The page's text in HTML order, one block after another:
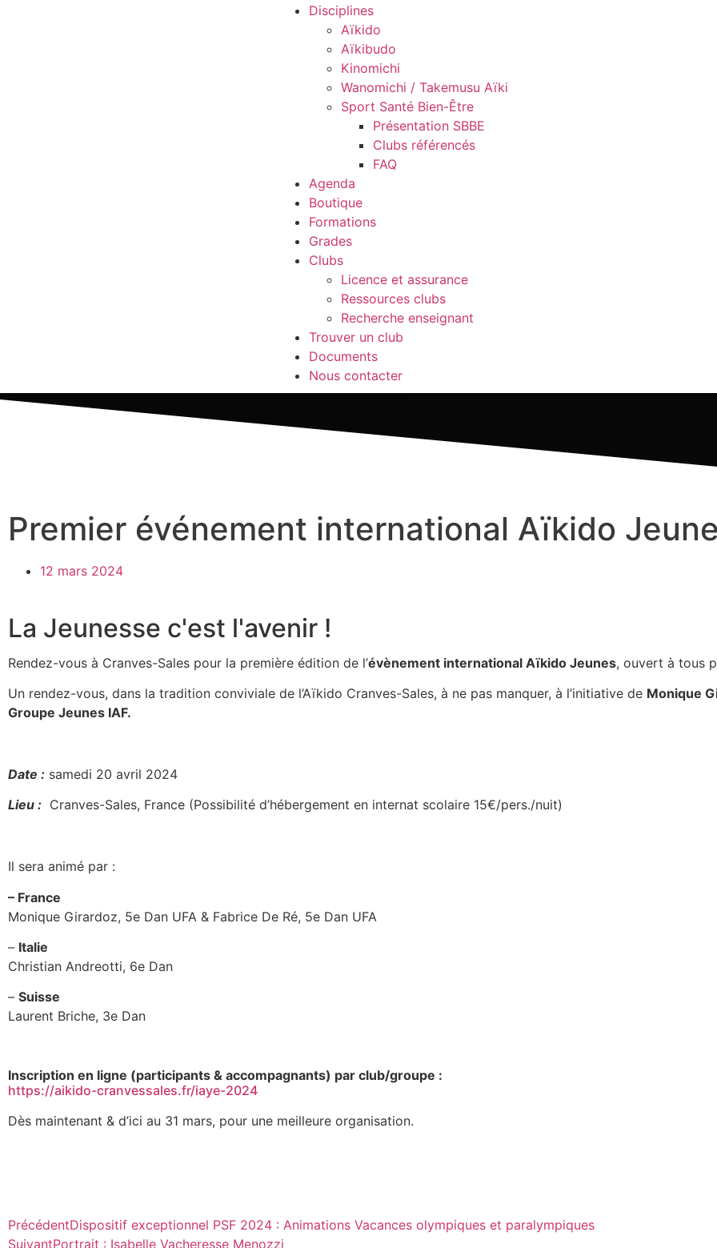
Disciplines
Aïkido
Aïkibudo
Kinomichi
Wanomichi / Takemusu Aïki
Sport Santé Bien-Être
Présentation SBBE
Clubs référencés
FAQ
Agenda
Boutique
Formations
Grades
Clubs
Licence et assurance
Ressources clubs
Recherche enseignant
Trouver un club
Documents
Nous contacter
Premier événement international Aïkido
12 mars 2024
La Jeunesse c'est l'avenir !
Rendez-vous à Cranves-Sales pour la première édition de l’évènement international Aïkido Jeunes, ouvert à tous
Un rendez-vous, dans la tradition conviviale de l’Aïkido Cranves-Sales, à ne pas manquer, à l’initiative de Monique
Groupe Jeunes IAF.
Date : samedi 20 avril 2024
Lieu : Cranves-Sales, France (Possibilité d’hébergement en internat scolaire 15€/pers./nuit)
Il sera animé par :
– France
Monique Girardoz, 5e Dan UFA & Fabrice De Ré, 5e Dan UFA
– Italie
Christian Andreotti, 6e Dan
– Suisse
Laurent Briche, 3e Dan
Inscription en ligne (participants & accompagnants) par club/groupe :
https://aikido-cranvessales.fr/iaye-2024
Dès maintenant & d’ici au 31 mars, pour une meilleure organisation.
PrécédentDispositif exceptionnel PSF 2024 : Animations Vacances olympiques et paralympiques
SuivantPortrait : Isabelle Vacheresse Menozzi